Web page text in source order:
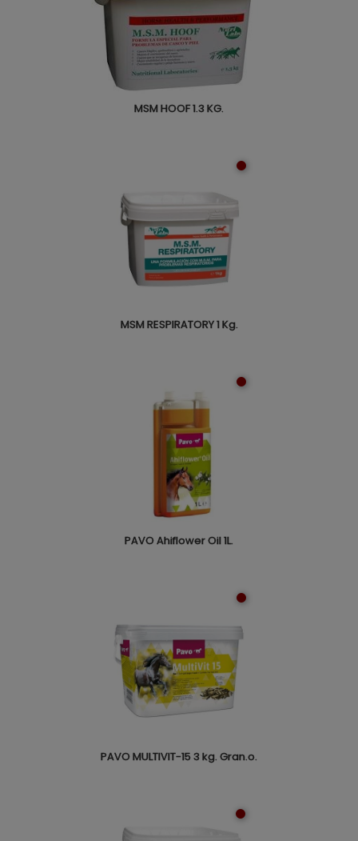
MSM HOOF 1.3 KG.
MSM RESPIRATORY 1 Kg.
PAVO Ahiflower Oil 1L.
PAVO MULTIVIT-15 3 kg. Gran.o.